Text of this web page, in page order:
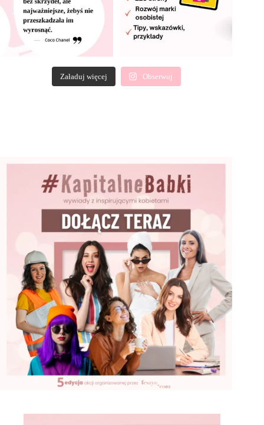
Załaduj więcej Obserwuj